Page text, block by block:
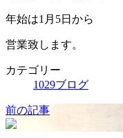
年始は1月5日から
営業致します。
カテゴリー
1029ブログ
前の記事